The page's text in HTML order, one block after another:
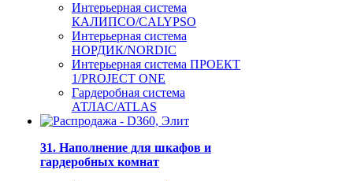
Интерьерная система
КАЛИПСО/CALYPSO
Интерьерная система
НОРДИК/NORDIC
Интерьерная система ПРОЕКТ
1/PROJECT ONE
Гардеробная система
АТЛАС/ATLAS
31. Наполнение для шкафов и
гардеробных комнат